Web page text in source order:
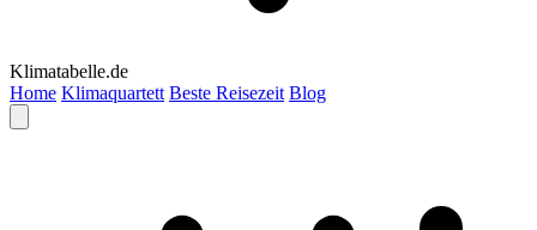
Klimatabelle.de
Home Klimaquartett Beste Reisezeit Blog